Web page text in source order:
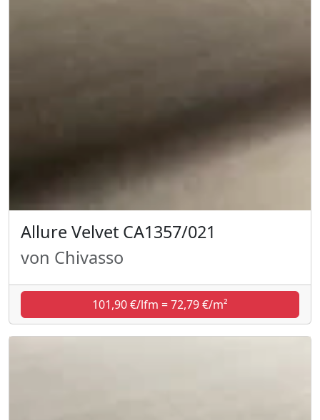
Allure Velvet CA1357/021
von Chivasso
101,90 €/lfm = 72,79 €/m²